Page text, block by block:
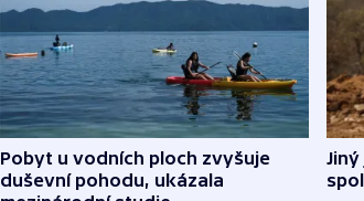
Pobyt u vodních ploch zvyšuje
duševní pohodu, ukázala
Jiný